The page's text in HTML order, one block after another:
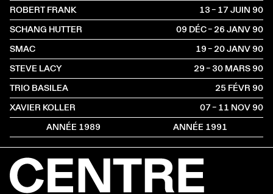
ROBERT FRANK
13 – 17 JUIN1990
SCHANG HUTTER
09 DÉC – 26 JANV1990
SMAC
19 – 20 JANV1990
STEVE LACY
29 – 30 MARS1990
TRIO BASILEA
25 FÉVR1990
XAVIER KOLLER
07 – 11 NOV1990
ANNÉE 1989
ANNÉE 1991